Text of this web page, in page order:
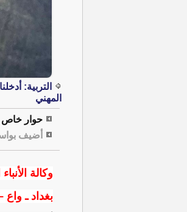
التربية:
المهني
حوار خاص
أضيف
وكالة
بغداد ـ واع